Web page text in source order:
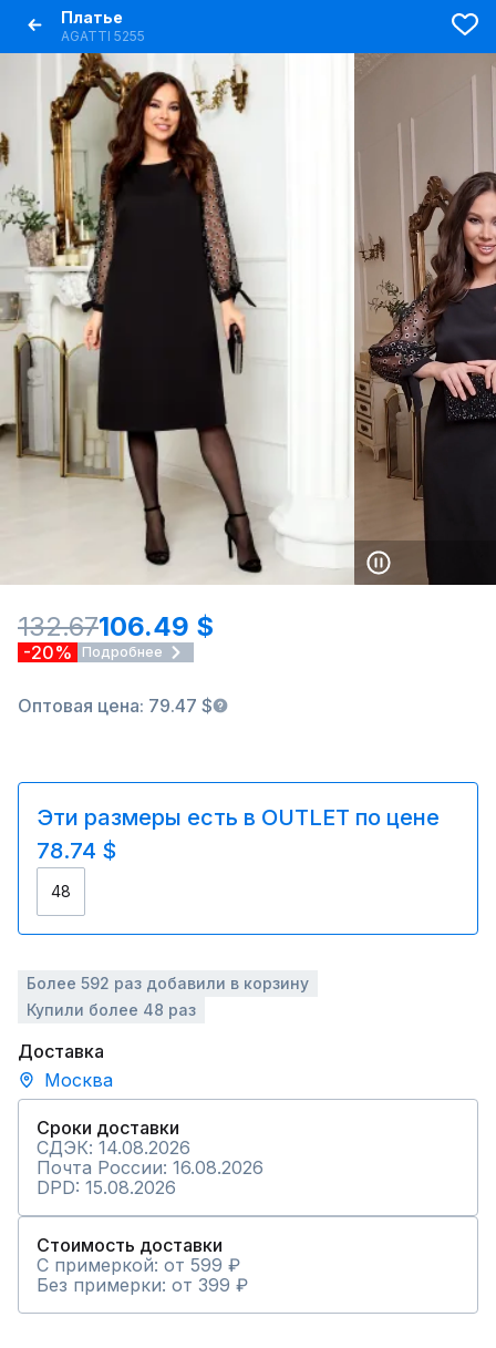
Платье
AGATTI 5255
132.67106.49 $
-20% Подробнее
Оптовая цена: 79.47 $
Эти размеры есть в OUTLET по цене
78.74 $
48
Более 592 раз добавили в корзину
Купили более 48 раз
Доставка
Москва
Сроки доставки
СДЭК: 14.08.2026
Почта России: 16.08.2026
DPD: 15.08.2026
Стоимость доставки
С примеркой: от 599 ₽
Без примерки: от 399 ₽